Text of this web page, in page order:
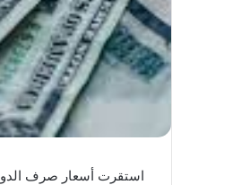
استقرت أسعار صرف